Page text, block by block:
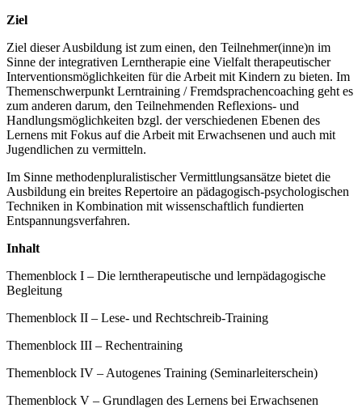
Ziel
Ziel dieser Ausbildung ist zum einen, den Teilnehmer(inne)n im
Sinne der integrativen Lerntherapie eine Vielfalt therapeutischer
Interventionsmöglichkeiten für die Arbeit mit Kindern zu bieten. Im
Themenschwerpunkt Lerntraining / Fremdsprachencoaching geht es
zum anderen darum, den Teilnehmenden Reflexions- und
Handlungsmöglichkeiten bzgl. der verschiedenen Ebenen des
Lernens mit Fokus auf die Arbeit mit Erwachsenen und auch mit
Jugendlichen zu vermitteln.
Im Sinne methodenpluralistischer Vermittlungsansätze bietet die
Ausbildung ein breites Repertoire an pädagogisch-psychologischen
Techniken in Kombination mit wissenschaftlich fundierten
Entspannungsverfahren.
Inhalt
Themenblock I – Die lerntherapeutische und lernpädagogische
Begleitung
Themenblock II – Lese- und Rechtschreib-Training
Themenblock III – Rechentraining
Themenblock IV – Autogenes Training (Seminarleiterschein)
Themenblock V – Grundlagen des Lernens bei Erwachsenen